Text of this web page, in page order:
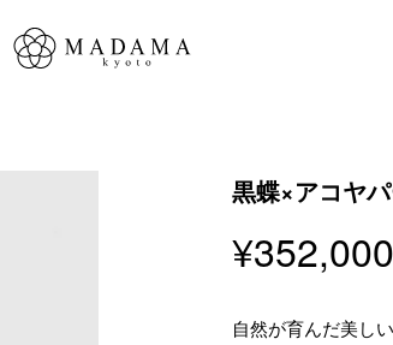
黒蝶×アコヤ
¥352,000
自然が育んだ美し